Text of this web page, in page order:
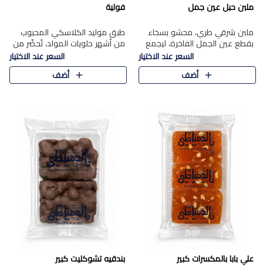
ملبن حبل عين جمل
ملبن شرقي طري، محشو بسخاء
بقطع عين الجمل الفاخرة، ليجمع
بين القوام الناعم وقرمشة الجوز
في مذاق شرقي أصيل.
السعر عند الاختيار
أضف
فولية
طبق موليد الكلاسكي المحبوب
من أشهر حلويات المولد، تُحضّر من
فول سوداني محمص بعناية
ومغلف بطبقة رقيقة من السكر
المكرمل، لتمنحك قرمشة أصيلة
السعر عند الاختيار
أضف
علي بابا بالمكسرات كبير بندقيه تشوكليت كبير